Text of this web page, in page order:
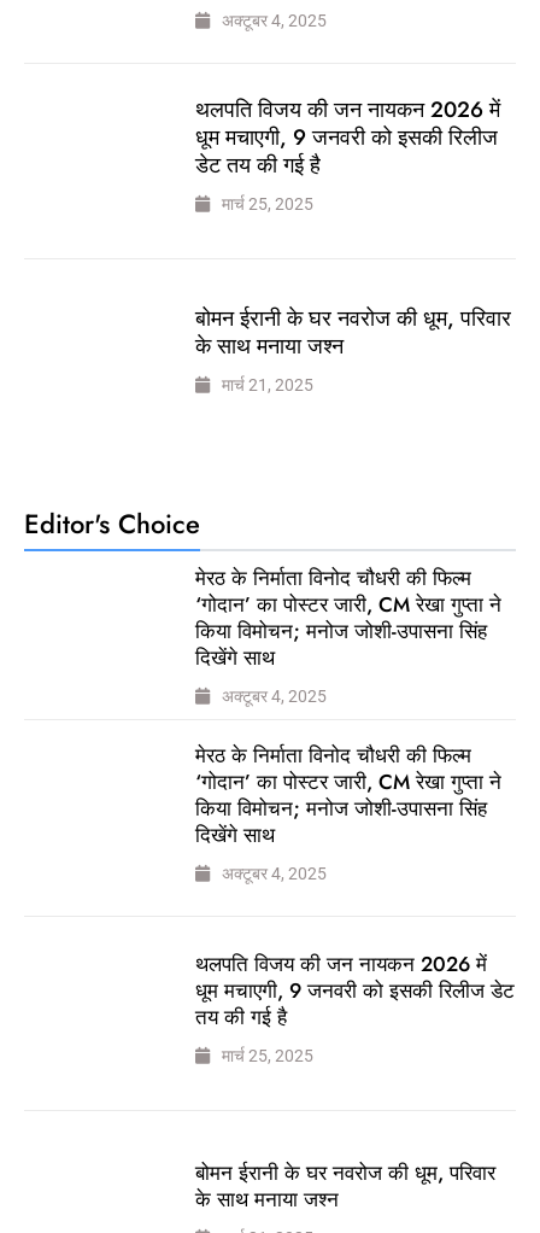
अक्टूबर 4, 2025
थलपति विजय की जन नायकन 2026 में
धूम मचाएगी, 9 जनवरी को इसकी रिलीज
डेट तय की गई है
मार्च 25, 2025
बोमन ईरानी के घर नवरोज की धूम, परिवार
के साथ मनाया जश्न
मार्च 21, 2025
Editor's Choice
मेरठ के निर्माता विनोद चौधरी की फिल्म
‘गोदान’ का पोस्टर जारी, CM रेखा गुप्ता ने
किया विमोचन; मनोज जोशी-उपासना सिंह
दिखेंगे साथ
अक्टूबर 4, 2025
मेरठ के निर्माता विनोद चौधरी की फिल्म
‘गोदान’ का पोस्टर जारी, CM रेखा गुप्ता ने
किया विमोचन; मनोज जोशी-उपासना सिंह
दिखेंगे साथ
अक्टूबर 4, 2025
थलपति विजय की जन नायकन 2026 में
धूम मचाएगी, 9 जनवरी को इसकी रिलीज डेट
तय की गई है
मार्च 25, 2025
बोमन ईरानी के घर नवरोज की धूम, परिवार
के साथ मनाया जश्न